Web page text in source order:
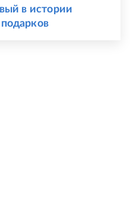
в истории